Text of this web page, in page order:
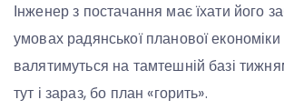
Інженер з постачання має їхати його
умовах радянської планової економіки
валятимуться на тамтешній базі
тут і зараз, бо план «горить».